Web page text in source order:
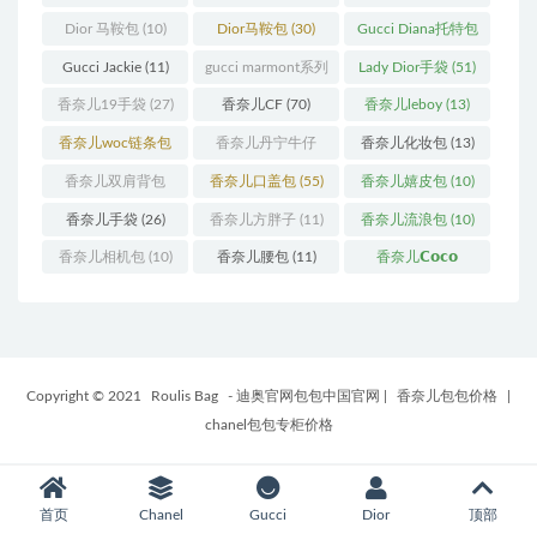
Dior 马鞍包(10) Dior马鞍包 (30) Gucci Diana托特包
(11)
Gucci Jackie(11) gucci marmont系列
(19)
Lady Dior手袋 (51)
香奈儿19手袋 (27) 香奈儿CF (70) 香奈儿leboy (13)
香奈儿woc链条包
(11)
香奈儿丹宁牛仔
(12)
香奈儿化妆包(13)
香奈儿双肩背包
(13)
香奈儿口盖包(55) 香奈儿嬉皮包(10)
香奈儿手袋(26) 香奈儿方胖子(11) 香奈儿流浪包(10)
香奈儿相机包(10) 香奈儿腰包(11) 香奈儿𝗖𝗼𝗰𝗼
Copyright © 2021 Roulis Bag - 迪奥官网包包中国官网 香奈儿包包价格
chanel包包专柜价格
首页 Chanel Gucci Dior 顶部